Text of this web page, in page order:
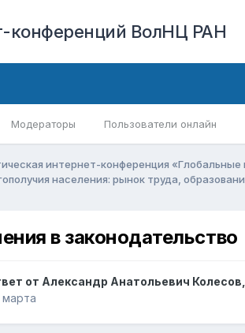
конференций ВолНЦ РАН
Модераторы Пользователи онлайн
интернет-конференция
населения: рынок труда,
в законодательство
от Александр Анатольевич Колесов
марта